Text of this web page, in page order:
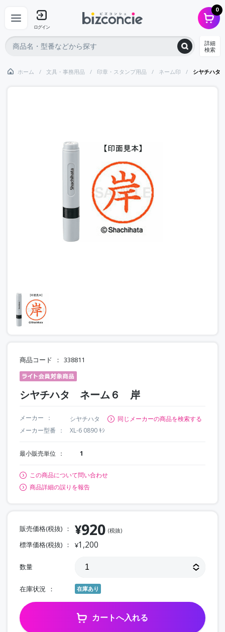
ログイン
0
詳細
検索
ホーム 文具・事務用品 印章・スタンプ用品 ネーム印 シヤチハ
商品コード 338811
シヤチハタ ネーム６ 岸
メーカー シヤチハタ
同じメーカーの商品を検索する
メーカー型番
XL-6 0890 ｷｼ
最小販売単位 1
この商品について問い合わせ
商品詳細の誤りを報告
販売価格(税抜) ¥920 (税抜)
標準価格(税抜) ¥1,200
数量
在庫状況 在庫あり
カートへ入れる